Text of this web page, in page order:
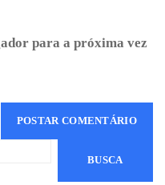
para a próxima vez